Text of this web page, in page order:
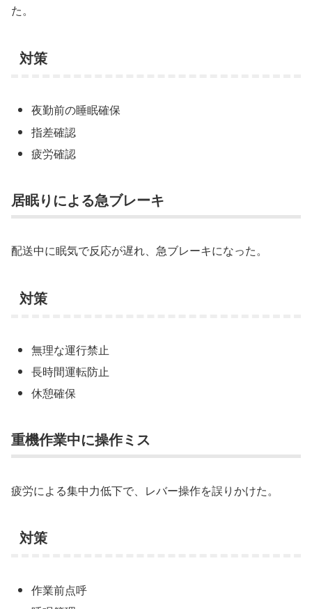
た。
対策
夜勤前の睡眠確保
指差確認
疲労確認
居眠りによる急ブレーキ
配送中に眠気で反応が遅れ、急ブレーキになった。
対策
無理な運行禁止
長時間運転防止
休憩確保
重機作業中に操作ミス
疲労による集中力低下で、レバー操作を誤りかけた。
対策
作業前点呼